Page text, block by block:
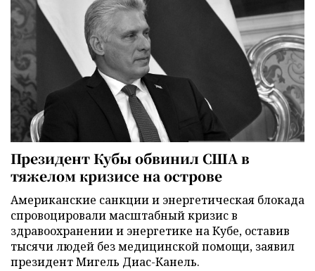
Президент Кубы обвинил США в
тяжелом кризисе на острове
Американские санкции и энергетическая блокада
спровоцировали масштабный кризис в
здравоохранении и энергетике на Кубе, оставив
тысячи людей без медицинской помощи, заявил
президент Мигель Диас-Канель.